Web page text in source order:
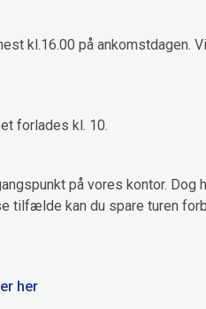
kl.16.00 på ankomstdagen.
forlades kl. 10.
på vores kontor. Dog
tilfælde kan du spare turen
her